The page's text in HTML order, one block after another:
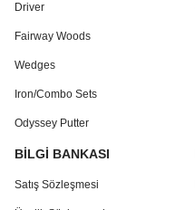
Driver
Fairway Woods
Wedges
Iron/Combo Sets
Odyssey Putter
BİLGİ BANKASI
Satış Sözleşmesi